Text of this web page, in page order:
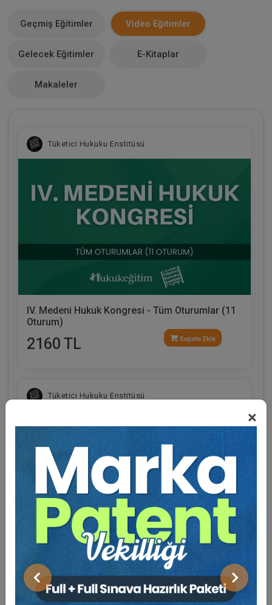
×
Önceki Sonraki
0
Geçmiş Eğitimler Video Eğitimler
Gelecek Eğitimler E-Kitaplar
Makaleler
Tüketici Hukuku Enstitüsü
IV. Medeni Hukuk Kongresi - Tüm Oturumlar (11
Oturum)
2160 TL Sepete Ekle
Tüketici Hukuku Enstitüsü
Miras Hukuku - 2 - IV. Medeni Hukuk Kongresi -
X. Oturum
360 TL Sepete Ekle
Eğitmen Hakkında
Sosyal Medya